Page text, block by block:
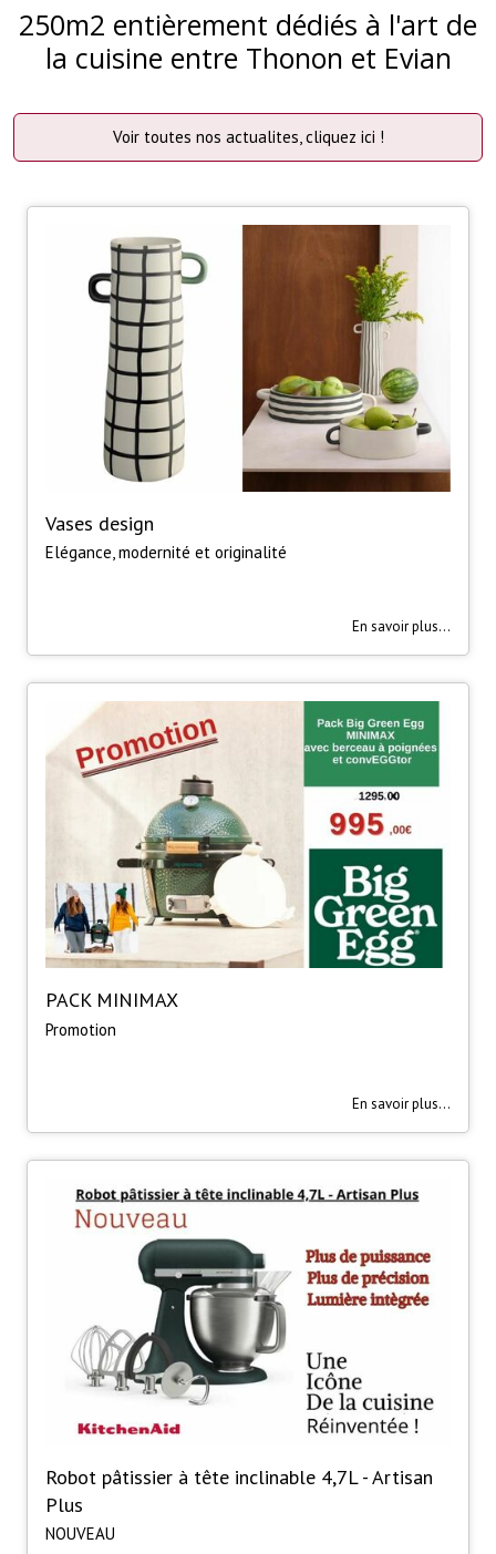
250m2 entièrement dédiés à l'art de
la cuisine entre Thonon et Evian
Voir toutes nos actualites, cliquez ici !
Vases design
Elégance, modernité et originalité
En savoir plus...
PACK MINIMAX
Promotion
En savoir plus...
Robot pâtissier à tête inclinable 4,7L - Artisan
Plus
NOUVEAU